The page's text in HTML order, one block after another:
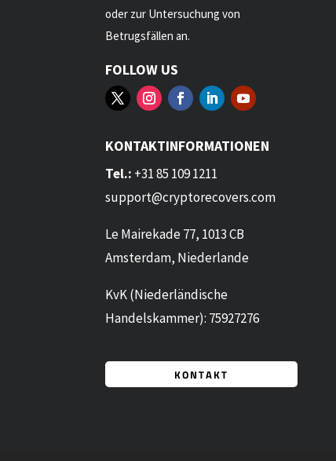
oder zur Untersuchung von
Betrugsfällen an.
FOLLOW US
KONTAKTINFORMATIONEN
Tel.: +31 85 109 1211
support@cryptorecovers.com
Le Mairekade 77, 1013 CB
Amsterdam, Niederlande
KvK (Niederländische
Handelskammer): 75927276
KONTAKT